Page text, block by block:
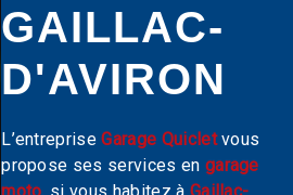
GAILLAC-
D'AVIRON
L’entrepriseGarage Quicletvous
propose ses services en garage